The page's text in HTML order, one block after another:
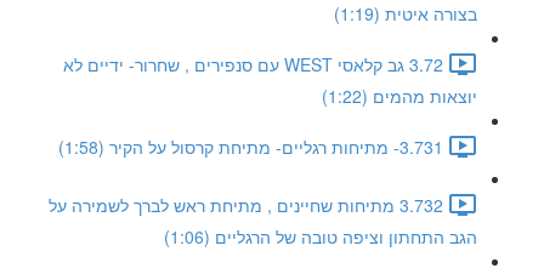
בצורה איטית (1:19)
3.72 גב קלאסי WEST עם סנפירים , שחרור- ידיים לא
יוצאות מהמים (1:22)
3.731- מתיחות רגליים- מתיחת קרסול על הקיר (1:58)
3.732 מתיחות שחיינים , מתיחת ראש לברך לשמירה על
הגב התחתון וציפה טובה של הרגליים (1:06)